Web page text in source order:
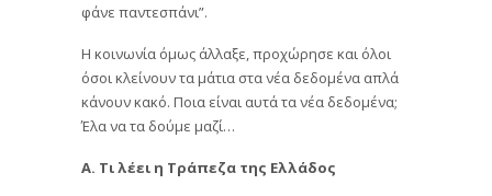
φάνε παντεσπάνι”.
Η κοινωνία όμως άλλαξε, προχώρησε και όλοι
όσοι κλείνουν τα μάτια στα νέα δεδομένα απλά
κάνουν κακό. Ποια είναι αυτά τα νέα δεδομένα;
Έλα να τα δούμε μαζί…
Α. Τι λέει η Τράπεζα της Ελλάδος